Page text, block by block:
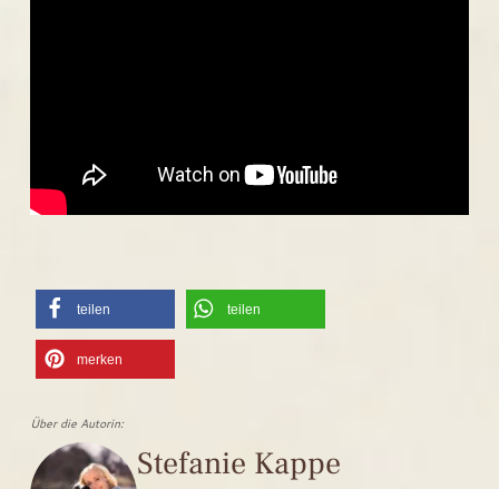
teilen teilen
merken
Über die Autorin:
Stefanie Kappe